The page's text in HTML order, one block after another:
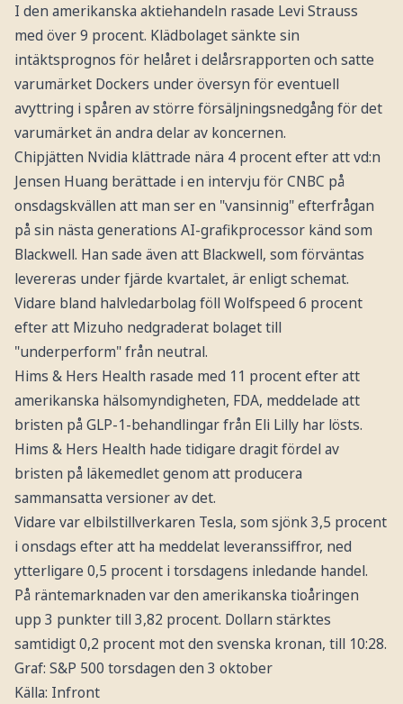
I den amerikanska aktiehandeln rasade Levi Strauss
med över 9 procent. Klädbolaget sänkte sin
intäktsprognos för helåret i delårsrapporten och satte
varumärket Dockers under översyn för eventuell
avyttring i spåren av större försäljningsnedgång för det
varumärket än andra delar av koncernen.
Chipjätten Nvidia klättrade nära 4 procent efter att vd:n
Jensen Huang berättade i en intervju för CNBC på
onsdagskvällen att man ser en "vansinnig" efterfrågan
på sin nästa generations AI-grafikprocessor känd som
Blackwell. Han sade även att Blackwell, som förväntas
levereras under fjärde kvartalet, är enligt schemat.
Vidare bland halvledarbolag föll Wolfspeed 6 procent
efter att Mizuho nedgraderat bolaget till
"underperform" från neutral.
Hims & Hers Health rasade med 11 procent efter att
amerikanska hälsomyndigheten, FDA, meddelade att
bristen på GLP-1-behandlingar från Eli Lilly har lösts.
Hims & Hers Health hade tidigare dragit fördel av
bristen på läkemedlet genom att producera
sammansatta versioner av det.
Vidare var elbilstillverkaren Tesla, som sjönk 3,5 procent
i onsdags efter att ha meddelat leveranssiffror, ned
ytterligare 0,5 procent i torsdagens inledande handel.
På räntemarknaden var den amerikanska tioåringen
upp 3 punkter till 3,82 procent. Dollarn stärktes
samtidigt 0,2 procent mot den svenska kronan, till 10:28.
Graf: S&P 500 torsdagen den 3 oktober
Källa: Infront